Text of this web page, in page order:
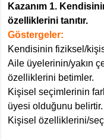
Kazanım 1.
özelliklerini tanıtır.
Göstergeler:
Kendisinin fiziksel/
Aile üyelerinin/yakın
özelliklerini betimler.
Kişisel seçimlerinin
üyesi olduğunu belirtir.
Kişisel özelliklerini/